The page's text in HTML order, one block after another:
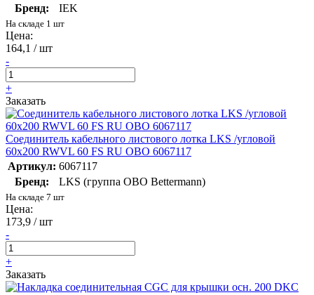
Бренд:
IEK
На складе 1 шт
Цена:
164,1 / шт
-
+
Заказать
Соединитель кабельного листового лотка LKS /угловой
60х200 RWVL 60 FS RU OBO 6067117
Артикул: 6067117
Бренд:
LKS (группа OBO Bettermann)
На складе 7 шт
Цена:
173,9 / шт
-
+
Заказать